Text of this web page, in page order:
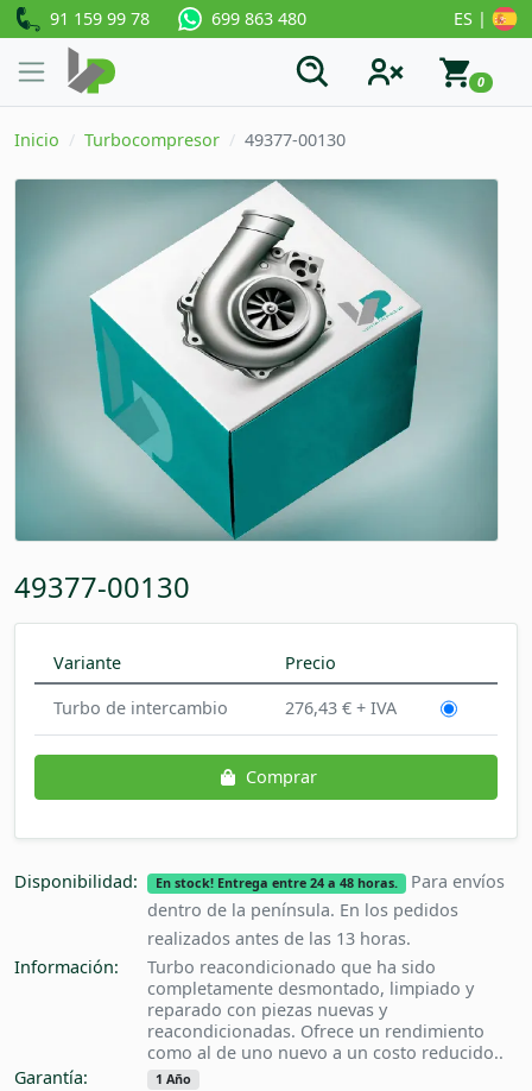
91 159 99 78 699 863 480 ES |
0
Inicio Turbocompresor 49377-00130
49377-00130
Variante
Precio
Turbo de intercambio
276,43 € + IVA
Comprar
Disponibilidad: En stock! Entrega entre 24 a 48 horas.
Para envíos
dentro de la península. En los pedidos
realizados antes de las 13 horas.
Información:
Turbo reacondicionado que ha sido
completamente desmontado, limpiado y
reparado con piezas nuevas y
reacondicionadas. Ofrece un rendimiento
como al de uno nuevo a un costo reducido..
Garantía:
1 Año